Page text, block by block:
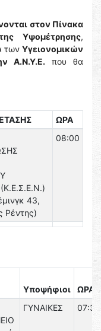
στον Πίνακα
Υψομέτρησης,
των Υγειονομικών
Α.Ν.Υ.Ε. που θα
ΩΡΑ
43,
Ρέντης)
08:00
Υποψήφιοι
ΩΡΑ
ΓΥΝΑΙΚΕΣ 07:30